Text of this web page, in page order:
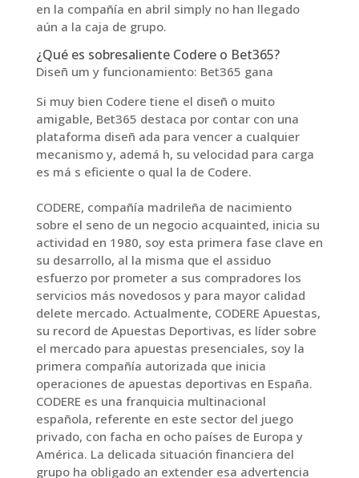
en la compañía en abril simply no han llegado
aún a la caja de grupo.
¿Qué es sobresaliente Codere o Bet365?
Diseñ um y funcionamiento: Bet365 gana
Si muy bien Codere tiene el diseñ o muito
amigable, Bet365 destaca por contar con una
plataforma diseñ ada para vencer a cualquier
mecanismo y, ademá h, su velocidad para carga
es má s eficiente o qual la de Codere.
CODERE, compañía madrileña de nacimiento
sobre el seno de un negocio acquainted, inicia su
actividad en 1980, soy esta primera fase clave en
su desarrollo, al la misma que el assiduo
esfuerzo por prometer a sus compradores los
servicios más novedosos y para mayor calidad
delete mercado. Actualmente, CODERE Apuestas,
su record de Apuestas Deportivas, es líder sobre
el mercado para apuestas presenciales, soy la
primera compañía autorizada que inicia
operaciones de apuestas deportivas en España.
CODERE es una franquicia multinacional
española, referente en este sector del juego
privado, con facha en ocho países de Europa y
América. La delicada situación financiera del
grupo ha obligado an extender esa advertencia